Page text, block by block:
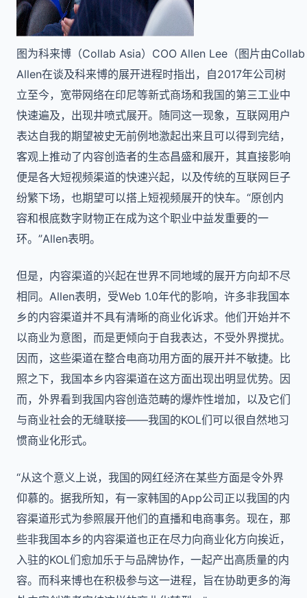
图为科来博（Collab Asia）COO Allen Lee（图片由
Allen在谈及科来博的展开进程时指出，自2017年公司树
立至今，宽带网络在印尼等新式商场和我国的第三工业中
快速遍及，出现井喷式展开。随同这一现象，互联网用户
表达自我的期望被史无前例地激起出来且可以得到完结，
客观上推动了内容创造者的生态昌盛和展开，其直接影响
便是各大短视频渠道的快速兴起，以及传统的互联网巨子
纷繁下场，也期望可以搭上短视频展开的快车。“原创内
容和根底数字财物正在成为这个职业中益发重要的一
环。”Allen表明。
但是，内容渠道的兴起在世界不同地域的展开方向却不尽
相同。Allen表明，受Web 1.0年代的影响，许多非我国本
乡的内容渠道并不具有清晰的商业化诉求。他们开始并不
以商业为意图，而是更倾向于自我表达，不受外界搅扰。
因而，这些渠道在整合电商功用方面的展开并不敏捷。比
照之下，我国本乡内容渠道在这方面出现出明显优势。因
而，外界看到我国内容创造范畴的爆炸性增加，以及它们
与商业社会的无缝联接——我国的KOL们可以很自然地习
惯商业化形式。
“从这个意义上说，我国的网红经济在某些方面是令外界
仰慕的。据我所知，有一家韩国的App公司正以我国的内
容渠道形式为参照展开他们的直播和电商事务。现在，那
些非我国本乡的内容渠道也正在尽力向商业化方向挨近，
入驻的KOL们愈加乐于与品牌协作，一起产出高质量的内
容。而科来博也在积极参与这一进程，旨在协助更多的海